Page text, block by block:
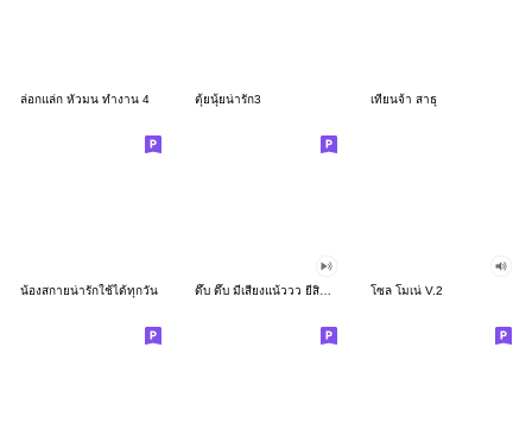
ล่อกแล่ก หัวมน ทำงาน 4 ตุ้ยนุ้ยน่ารัก3 เทียนจ้า สาธุ
น้องสกายน่ารักใช้ได้ทุกวัน ดึ๊บ ดึ๊บ มีเสียงแน้ววว ยี่สิบสอง โซล โมเน่ V.2